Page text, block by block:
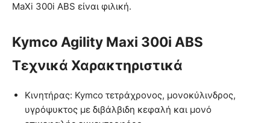
MaXi 300i ABS είναι φιλική.
Kymco Agility Maxi 300i ABS
Τεχνικά Χαρακτηριστικά
Κινητήρας: Kymco τετράχρονος, μονοκύλινδρος,
υγρόψυκτος με διβάλβιδη κεφαλή και μονό